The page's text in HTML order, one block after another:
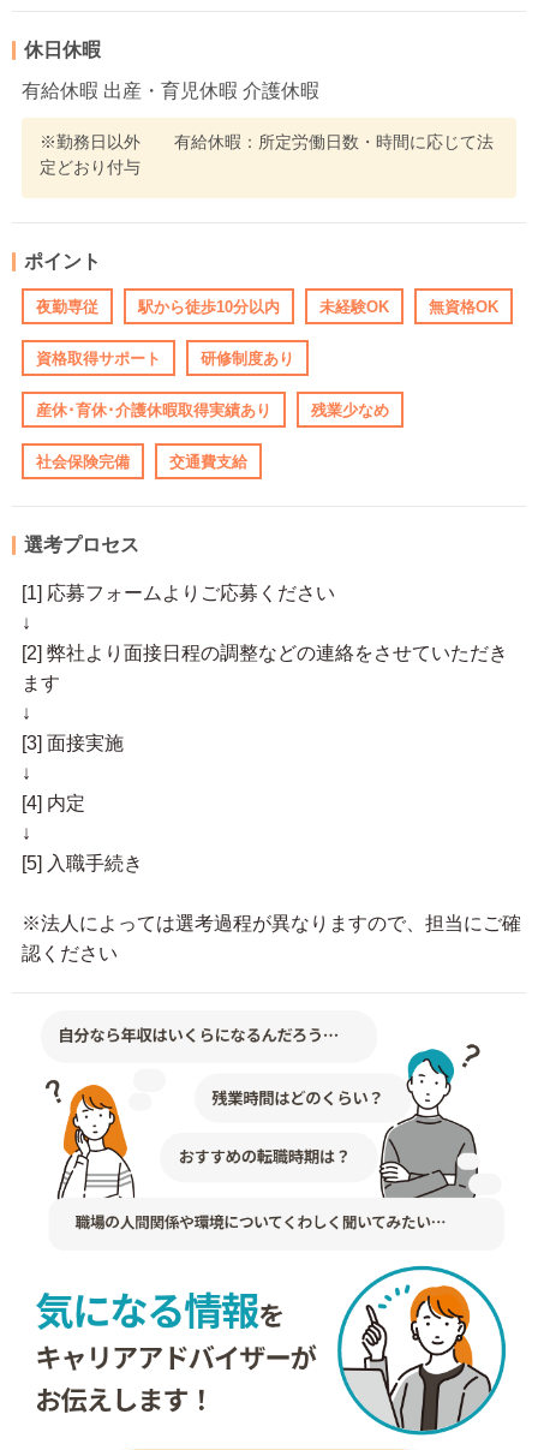
休日休暇
有給休暇 出産・育児休暇 介護休暇
※勤務日以外 有給休暇：所定労働日数・時間に応じて法
定どおり付与
ポイント
夜勤専従 駅から徒歩10分以内 未経験OK 無資格OK
資格取得サポート 研修制度あり
産休･育休･介護休暇取得実績あり 残業少なめ
社会保険完備 交通費支給
選考プロセス
[1] 応募フォームよりご応募ください
↓
[2] 弊社より面接日程の調整などの連絡をさせていただき
ます
↓
[3] 面接実施
↓
[4] 内定
↓
[5] 入職手続き
※法人によっては選考過程が異なりますので、担当にご確
認ください